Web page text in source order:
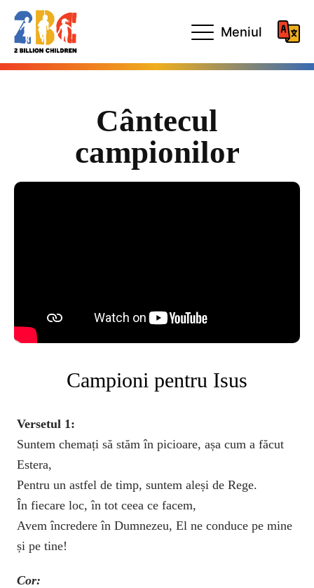
Meniul
Cântecul
campionilor
Campioni pentru Isus
Versetul 1:
Suntem chemați să stăm în picioare, așa cum a făcut
Estera,
Pentru un astfel de timp, suntem aleși de Rege.
În fiecare loc, în tot ceea ce facem,
Avem încredere în Dumnezeu, El ne conduce pe mine
și pe tine!
Cor: